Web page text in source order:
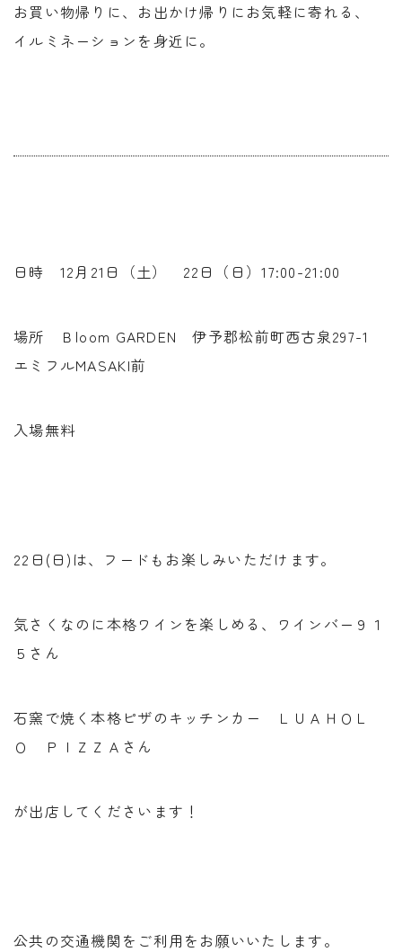
お買い物帰りに、お出かけ帰りにお気軽に寄れる、
イルミネーションを身近に。
日時 12月21日（土） 22日（日）17:00-21:00
場所 Ｂloom GARDEN 伊予郡松前町西古泉297-1
エミフルMASAKI前
入場無料
22日(日)は、フードもお楽しみいただけます。
気さくなのに本格ワインを楽しめる、ワインバー９１
５さん
石窯で焼く本格ピザのキッチンカー ＬＵＡＨＯＬ
Ｏ ＰＩＺＺＡさん
が出店してくださいます！
公共の交通機関をご利用をお願いいたします。